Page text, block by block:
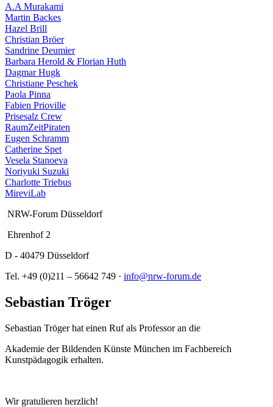
A.A Murakami
Martin Backes
Hazel Brill
Christian Bröer
Sandrine Deumier
Barbara Herold & Florian Huth
Dagmar Hugk
Christiane Peschek
Paola Pinna
Fabien Prioville
Prisesalz Crew
RaumZeitPiraten
Eugen Schramm
Catherine Spet
Vesela Stanoeva
Noriyuki Suzuki
Charlotte Triebus
MireviLab
NRW-Forum Düsseldorf
Ehrenhof 2
D - 40479 Düsseldorf
Tel. +49 (0)211 – 56642 749 · info@nrw-forum.de
Sebastian Tröger
Sebastian Tröger hat einen Ruf als Professor an die
Akademie der Bildenden Künste München im Fachbereich
Kunstpädagogik erhalten.
Wir gratulieren herzlich!